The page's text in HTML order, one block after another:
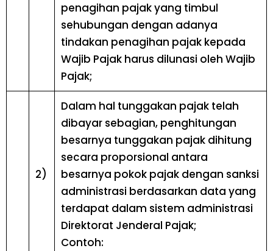
penagihan pajak yang timbul
sehubungan dengan adanya
tindakan penagihan pajak kepada
Wajib Pajak harus dilunasi oleh Wajib
Pajak;
2)
Dalam hal tunggakan pajak telah
dibayar sebagian, penghitungan
besarnya tunggakan pajak dihitung
secara proporsional antara
besarnya pokok pajak dengan sanksi
administrasi berdasarkan data yang
terdapat dalam sistem administrasi
Direktorat Jenderal Pajak;
Contoh: